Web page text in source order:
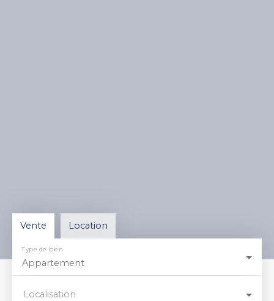
Vente Location
Appartement
Type de bien
Localisation